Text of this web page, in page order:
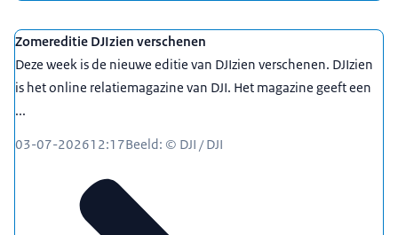
Zomereditie DJIzien verschenen
Deze week is de nieuwe editie van DJIzien verschenen. DJIzien
is het online relatiemagazine van DJI. Het magazine geeft een
...
03-07-202612:17Beeld: © DJI / DJI